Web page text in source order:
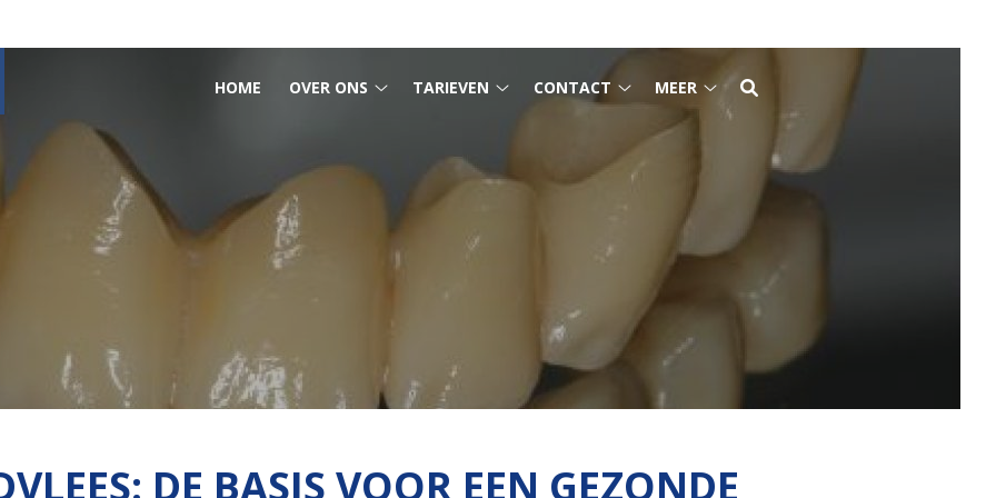
HOOFDMENUHOME OVER ONS
submenu
TARIEVEN CONTACT
Contact
submenu
MEER
Meer
submenu
DE BASIS VOOR EEN GEZONDE